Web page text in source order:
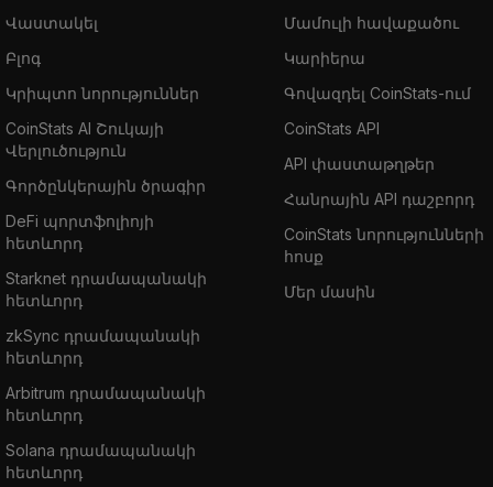
Վաստակել
Բլոգ
Կրիպտո նորություններ
CoinStats AI Շուկայի
Վերլուծություն
Գործընկերային ծրագիր
DeFi պորտֆոլիոյի
հետևորդ
Starknet դրամապանակի
հետևորդ
zkSync դրամապանակի
հետևորդ
Arbitrum դրամապանակի
հետևորդ
Solana դրամապանակի
հետևորդ
Մամուլի հավաքածու
Կարիերա
Գովազդել CoinStats-ում
CoinStats API
API փաստաթղթեր
Հանրային API դաշբորդ
CoinStats նորությունների
հոսք
Մեր մասին